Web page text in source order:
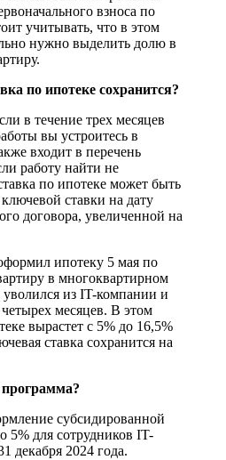
взноса по
учитывать, что в этом
нужно выделить долю в
по ипотеке сохранится?
в течение трех месяцев
вы устроитесь в
входит в перечень
работу найти не
по ипотеке может быть
ставки на дату
договора, увеличенной на
ипотеку 5 мая по
в многоквартирном
из IT-компании и
месяцев. В этом
вырастет с 5% до 16,5%
ставка сохранится на
субсидированной
5% для сотрудников IT-
декабря 2024 года.